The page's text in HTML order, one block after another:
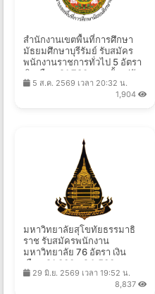
สำนักงานเขตพื้นที่การศึกษา
มัธยมศึกษาบุรีรัมย์ รับสมัคร
พนักงานราชการทั่วไป 5 อัตรา
เงินเดือน 21,780 บาท ตั้งแต่วัน
ที่ 10-14 ส.ค. 2569
5 ส.ค. 2569 เวลา 20:32 น.
1,904
มหาวิทยาลัยสุโขทัยธรรมาธิ
ราช รับสมัครพนักงาน
มหาวิทยาลัย 76 อัตรา เงิน
เดือน 21,000 - 24,500 บาท
ตั้งแต่บัดนี้ - 16 ก.ค. 2569
29 มิ.ย. 2569 เวลา 19:52 น.
8,837